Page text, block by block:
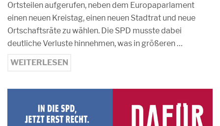
Ortsteilen aufgerufen, neben dem Europaparlament
einen neuen Kreistag, einen neuen Stadtrat und neue
Ortschaftsräte zu wählen. Die SPD musste dabei
deutliche Verluste hinnehmen, was in größeren …
WEITERLESEN